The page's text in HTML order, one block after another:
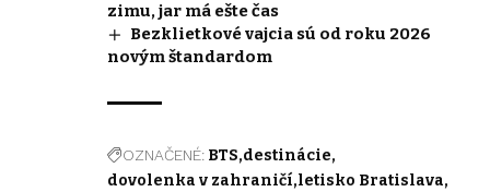
zimu, jar má ešte čas
Bezklietkové vajcia sú od roku 2026
novým štandardom
OZNAČENÉ: BTS destinácie
dovolenka v zahraničí letisko Bratislava